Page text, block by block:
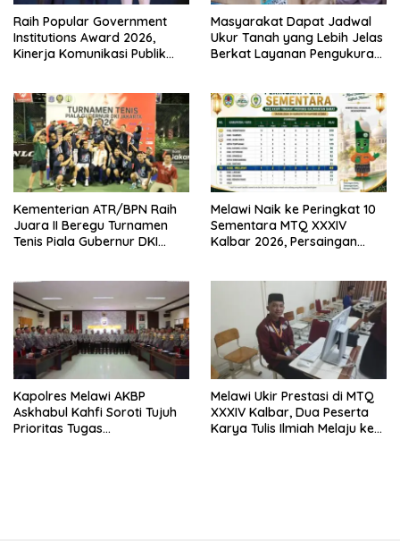
Raih Popular Government
Institutions Award 2026,
Kinerja Komunikasi Publik
Masyarakat Dapat Jadwal
Ukur Tanah yang Lebih Jelas
Berkat Layanan Pengukuran
Kementerian ATR/BPN Raih
Juara II Beregu Turnamen
Tenis Piala Gubernur DKI
Melawi Naik ke Peringkat 10
Sementara MTQ XXXIV
Kalbar 2026, Persaingan
Kapolres Melawi AKBP
Askhabul Kahfi Soroti Tujuh
Prioritas Tugas
Melawi Ukir Prestasi di MTQ
XXXIV Kalbar, Dua Peserta
Karya Tulis Ilmiah Melaju ke